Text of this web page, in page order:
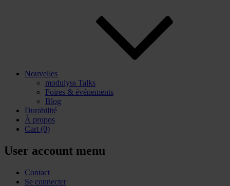
Nouvelles
modulyss Talks
Foires & événements
Blog
Durabilité
À propos
Cart (0)
User account menu
Contact
Se connecter